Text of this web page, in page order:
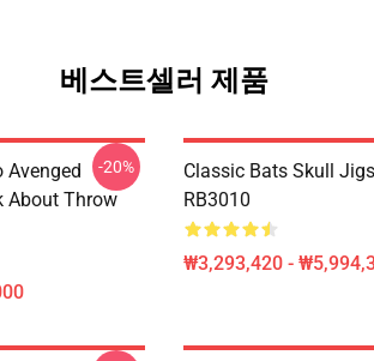
베스트셀러 제품
Avenged
About Throw
-20%
Classic Bats Skull
RB3010
₩3,293,420 -